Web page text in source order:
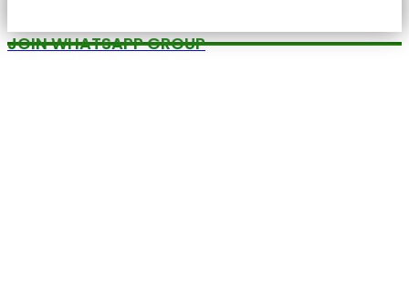
JOIN WHATSAPP GROUP